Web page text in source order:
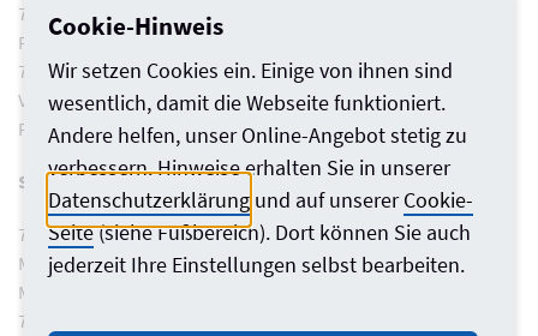
723 Eller - Plange Mühle, bis Wupperstraße o. Franziusstraße,
Fußweg: 10 Minuten
726 Maxplatz - Volmerswerther Deich u. 732 Lausward -
Vennhauser Allee, bis Erfstraße/Grand Bateau o. Rheinturm,
Fußweg: 5 Minuten
Straßenbahnlinien ab Hbf
706 Richtung Hamm/S-Bahnhof o. 707 Richtung
Medienhafen/Kesselstraße, bis Wupperstraße, Fußweg: 5
Minuten
709 Richtung Neuss/Theodor-Heuss-Platz, bis Stadttor,
Cookie-Hinweis
Wir setzen Cookies ein. Einige von ihnen sind
wesentlich, damit die Webseite funktioniert.
Andere helfen, unser Online-Angebot stetig zu
verbessern. Hinweise erhalten Sie in unserer
Datenschutzerklärung und auf unsererCookie-
Seite(siehe Fußbereich). Dort können Sie auch
jederzeit Ihre Einstellungen selbst bearbeiten.